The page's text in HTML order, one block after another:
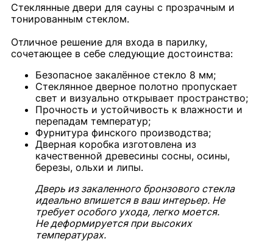
Стеклянные двери для сауны с прозрачным и
тонированным стеклом.
Отличное решение для входа в парилку,
сочетающее в себе следующие достоинства:
Безопасное закалённое стекло 8 мм;
Стеклянное дверное полотно пропускает
свет и визуально открывает пространство;
Прочность и устойчивость к влажности и
перепадам температур;
Фурнитура финского производства;
Дверная коробка изготовлена из
качественной древесины сосны, осины,
березы, ольхи и липы.
Дверь из закаленного бронзового стекла
идеально впишется в ваш интерьер. Не
требует особого ухода, легко моется.
Не деформируется при высоких
температурах.